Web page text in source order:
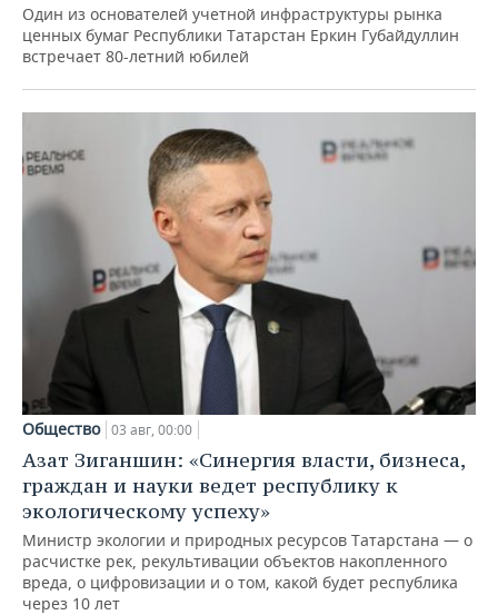
Один из основателей учетной инфраструктуры рынка
ценных бумаг Республики Татарстан Еркин Губайдуллин
встречает 80-летний юбилей
Общество 03 авг, 00:00
Азат Зиганшин: «Синергия власти, бизнеса,
граждан и науки ведет республику к
экологическому успеху»
Министр экологии и природных ресурсов Татарстана — о
расчистке рек, рекультивации объектов накопленного
вреда, о цифровизации и о том, какой будет республика
через 10 лет